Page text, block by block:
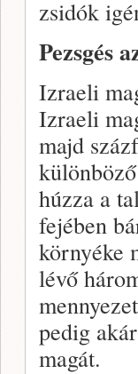
zsidók
Pezsgés
Izraeli
Izraeli
majd
húzza a
fejében
környéke
lévő
pedig
magát.